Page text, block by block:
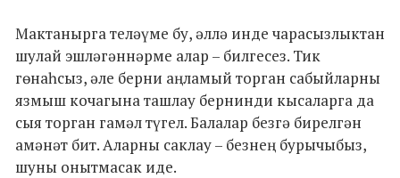
Мактанырга теләүме бу, әллә инде чарасызлыктан
шулай эшләгәннәрме алар – билгесез. Тик
гөнаһсыз, әле берни аңламый торган сабыйларны
язмыш кочагына ташлау бернинди кысаларга да
сыя торган гамәл түгел. Балалар безгә бирелгән
амәнәт бит. Аларны саклау – безнең бурычыбыз,
шуны онытмасак иде.